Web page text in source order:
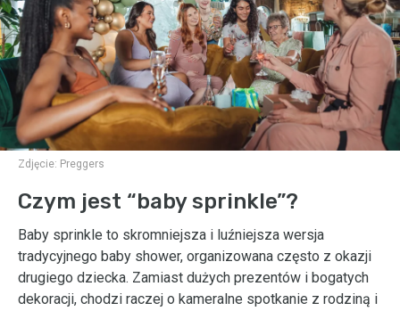
Zdjęcie: Preggers
Czym jest “baby sprinkle”?
Baby sprinkle to skromniejsza i luźniejsza wersja
tradycyjnego baby shower, organizowana często z okazji
drugiego dziecka. Zamiast dużych prezentów i bogatych
dekoracji, chodzi raczej o kameralne spotkanie z rodziną i